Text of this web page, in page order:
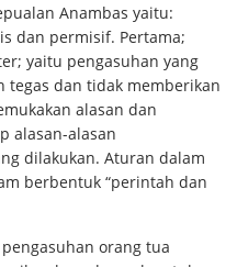
Anambas yaitu:
dan permisif. Pertama;
yaitu pengasuhan yang
tegas dan tidak memberikan
alasan dan
alasan-alasan
dilakukan. Aturan dalam
berbentuk “perintah dan
orang tua